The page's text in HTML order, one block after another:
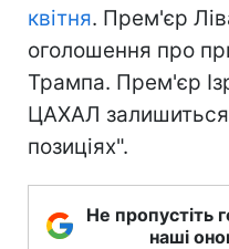
квітня. Прем'єр
оголошення про
Трампа. Прем'єр
ЦАХАЛ залишиться
позиціях".
Не пропустіть
наші